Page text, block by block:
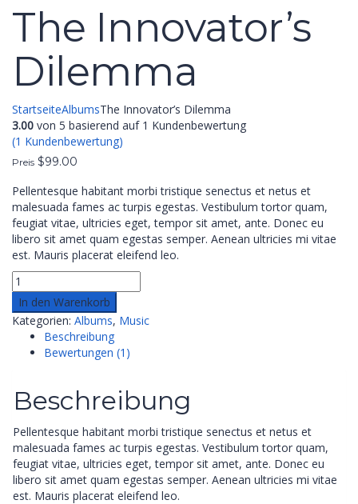
The Innovator’s
Dilemma
StartseiteAlbumsThe Innovator’s Dilemma
3.00 von 5 basierend auf 1 Kundenbewertung
(1 Kundenbewertung)
Preis $99.00
Pellentesque habitant morbi tristique senectus et netus et
malesuada fames ac turpis egestas. Vestibulum tortor quam,
feugiat vitae, ultricies eget, tempor sit amet, ante. Donec eu
libero sit amet quam egestas semper. Aenean ultricies mi vitae
est. Mauris placerat eleifend leo.
In den Warenkorb
Kategorien: Albums, Music
Beschreibung
Bewertungen (1)
Beschreibung
Pellentesque habitant morbi tristique senectus et netus et
malesuada fames ac turpis egestas. Vestibulum tortor quam,
feugiat vitae, ultricies eget, tempor sit amet, ante. Donec eu
libero sit amet quam egestas semper. Aenean ultricies mi vitae
est. Mauris placerat eleifend leo.